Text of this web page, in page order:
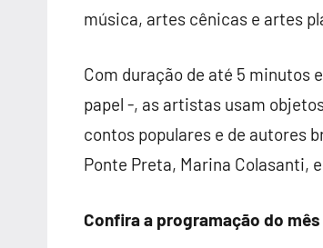
música, artes cênicas e artes
Com duração de até 5 minutos
papel -, as artistas usam
contos populares e de autores
Ponte Preta, Marina Colasanti,
Confira a programação do